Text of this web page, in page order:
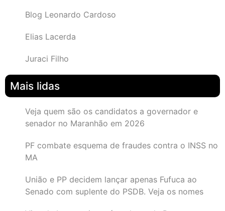
Blog Leonardo Cardoso
Elias Lacerda
Juraci Filho
Mais lidas
Veja quem são os candidatos a governador e
senador no Maranhão em 2026
PF combate esquema de fraudes contra o INSS no
MA
União e PP decidem lançar apenas Fufuca ao
Senado com suplente do PSDB. Veja os nomes